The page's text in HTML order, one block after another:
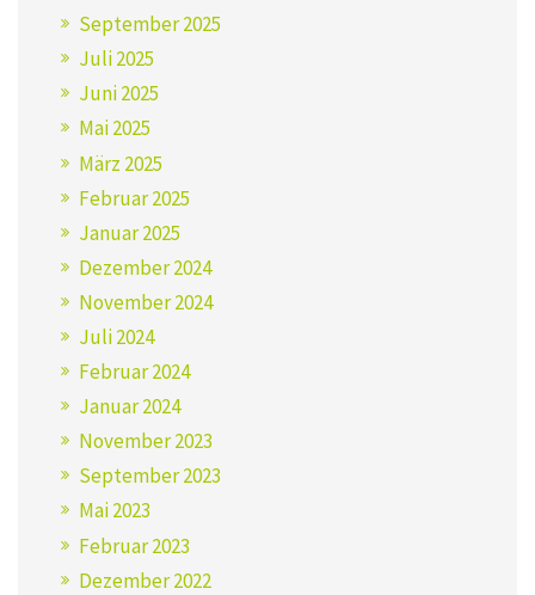
September 2025
Juli 2025
Juni 2025
Mai 2025
März 2025
Februar 2025
Januar 2025
Dezember 2024
November 2024
Juli 2024
Februar 2024
Januar 2024
November 2023
September 2023
Mai 2023
Februar 2023
Dezember 2022